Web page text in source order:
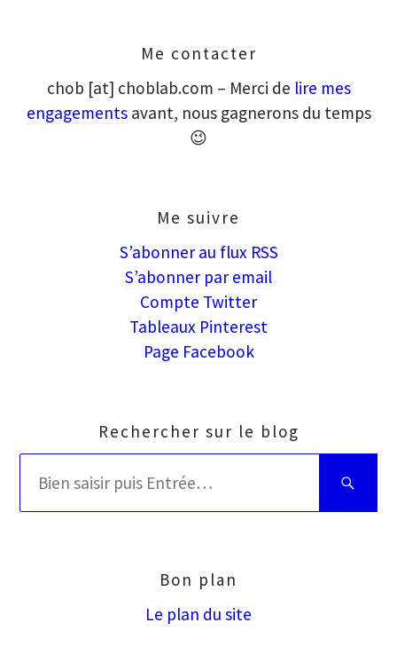
Me contacter
chob [at] choblab.com – Merci de lire mes
engagementsavant, nous gagnerons du temps
😉
Me suivre
S’abonner au flux RSS
S’abonner par email
Compte Twitter
Tableaux Pinterest
Page Facebook
Rechercher sur le blog
Bien
Bon plan
Le plan du site